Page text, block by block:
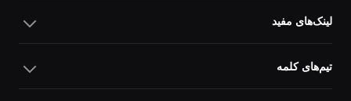
لینک‌های مفید
تیم‌های کلمه